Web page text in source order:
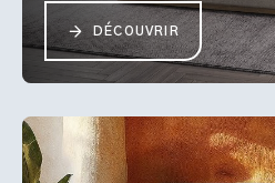
DÉCOUVRIR